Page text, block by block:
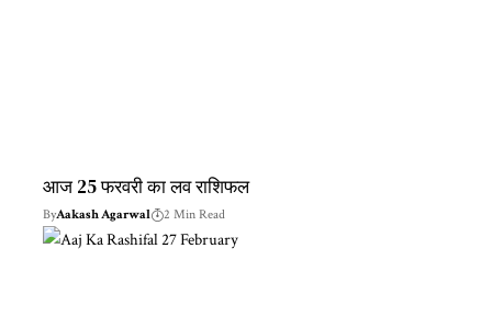
आज 25 फरवरी का लव राशिफल
ByAakash Agarwal 2 Min Read